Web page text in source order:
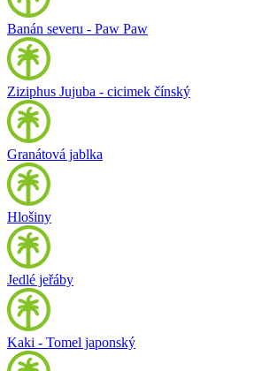
Banán severu - Paw Paw
Ziziphus Jujuba - cicimek čínský
Granátová jablka
Hlošiny
Jedlé jeřáby
Kaki - Tomel japonský